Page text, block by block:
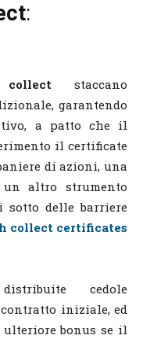
:
collect staccano
garantendo
a patto che il
il certificate
di azioni, una
altro strumento
delle barriere
collect certificates
cedole
iniziale, ed
bonus se il